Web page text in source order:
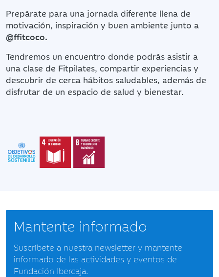
Prepárate para una jornada diferente llena de
motivación, inspiración y buen ambiente junto a
@ffitcoco.
Tendremos un encuentro donde podrás asistir a
una clase de Fitpilates, compartir experiencias y
descubrir de cerca hábitos saludables, además de
disfrutar de un espacio de salud y bienestar.
Mantente informado
Suscríbete a nuestra newsletter y mantente
informado de las actividades y eventos de
Fundación Ibercaja.